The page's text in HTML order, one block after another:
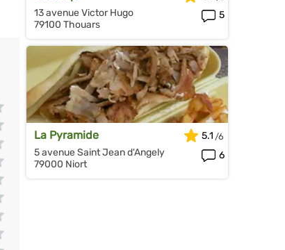
13 avenue Victor Hugo
79100 Thouars
5
La Pyramide
5 avenue Saint Jean d'Angely
79000 Niort
5.1
6